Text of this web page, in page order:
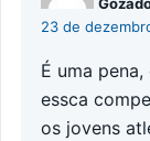
23 de
É uma
essca
os jovens